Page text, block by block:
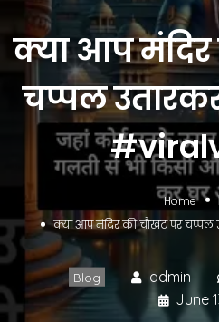
क्या आप
चप्पल
Home
क्या आप मंदिर की चौखट पर चप्पल
Blog admin
June